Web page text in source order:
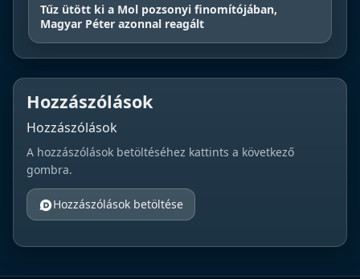
Tűz ütött ki a Mol pozsonyi finomítójában,
Magyar Péter azonnal reagált
Hozzászólások
Hozzászólások
A hozzászólások betöltéséhez kattints a következő
gombra.
Hozzászólások betöltése